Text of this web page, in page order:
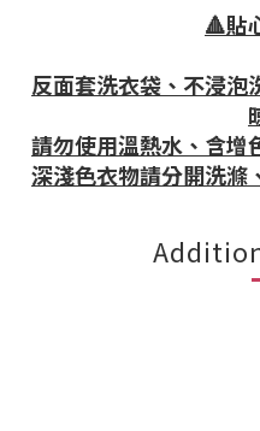
🔺貼
反面套洗衣袋、不浸泡
請勿使用溫熱水、含增
深淺色衣物請分開洗滌